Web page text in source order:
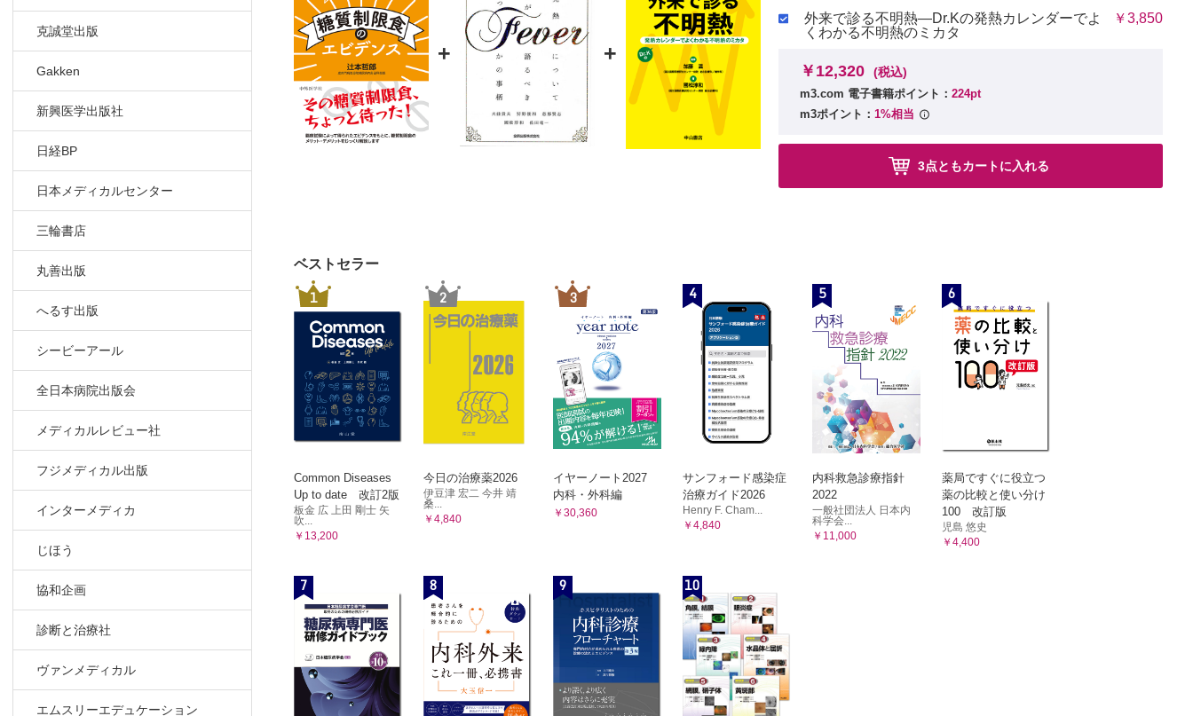
克誠堂出版
Gakken
新興医学出版社
日経BP
日本メディカルセンター
三輪書店
丸善出版
へるす出版
シービーアール
全日本病院出版会
メディカルレビュー社
フジメディカル出版
インターメディカ
じほう
協和企画
診断と治療社
ヴァンメディカル
エムスリーエデュケーション
・生活習慣は？
・具体的にはどうすればよい？
・おすすめの食生活のまとめ
・過剰な糖質制限にならないか？
・肥満のない場合にお勧めの食生活
・運動はどうする？
・運動しなくても痩せればよいの？
+ +
外来で診る不明熱―Dr.Kの発熱カレンダーでよ
くわかる不明熱のミカタ
￥3,850
￥12,320 (税込)
m3.com 電子書籍ポイント： 224pt
m3ポイント： 1%相当
3点ともカートに入れる
ベストセラー
1
Common Diseases
Up to date 改訂2版
板金 広 上田 剛士 矢
吹...
￥13,200
2
今日の治療薬2026
伊豆津 宏二 今井 靖
桑...
￥4,840
3
イヤーノート2027
内科・外科編
￥30,360
4
サンフォード感染症
治療ガイド2026
Henry F. Cham...
￥4,840
5
内科救急診療指針
2022
一般社団法人 日本内
科学会...
￥11,000
6
薬局ですぐに役立つ
薬の比較と使い分け
100 改訂版
児島 悠史
￥4,400
7 8 9 10